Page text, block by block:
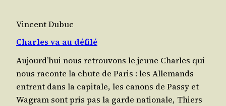
Vincent Dubuc
Charles va au défilé
Aujourd’hui nous retrou­vons le jeune Charles qui
nous raconte la chute de Paris : les Alle­mands
entrent dans la capi­tale, les canons de Pas­sy et
Wagram sont pris pas la garde natio­nale, Thiers